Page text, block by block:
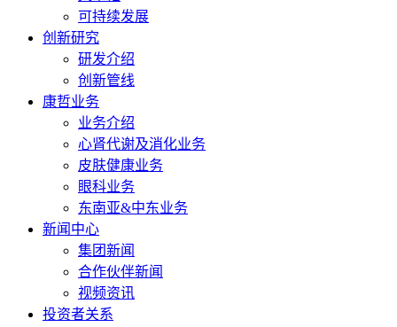
可持续发展
创新研究
研发介绍
创新管线
康哲业务
业务介绍
心肾代谢及消化业务
皮肤健康业务
眼科业务
东南亚&中东业务
新闻中心
集团新闻
合作伙伴新闻
视频资讯
投资者关系